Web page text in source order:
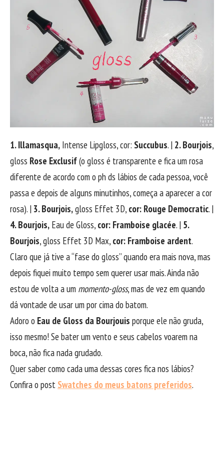
1. Illamasqua, Intense Lipgloss, cor: Succubus. | 2. Bourjois,
gloss Rose Exclusif(o gloss é transparente e fica um rosa
diferente de acordo com o ph ds lábios de cada pessoa, você
passa e depois de alguns minutinhos, começa a aparecer a cor
rosa). | 3. Bourjois,gloss Effet 3D, cor: Rouge Democratic. |
4. Bourjois, Eau de Gloss, cor: Framboise glacée. | 5.
Bourjois, gloss Effet 3D Max, cor: Framboise ardent.
Claro que já tive a “fase do gloss” quando era mais nova, mas
depois fiquei muito tempo sem querer usar mais. Ainda não
estou de volta a um momento-gloss, mas de vez em quando
dá vontade de usar um por cima do batom.
Adoro o Eau de Gloss da Bourjouis porque ele não gruda,
isso mesmo! Se bater um vento e seus cabelos voarem na
boca, não fica nada grudado.
Quer saber como cada uma dessas cores fica nos lábios?
Confira o post Swatches do meus batons preferidos.